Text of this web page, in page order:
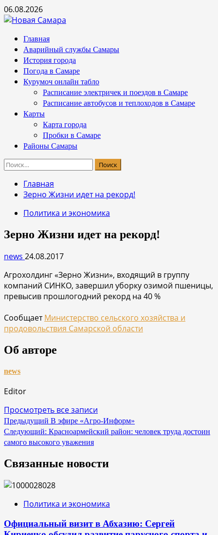
Перейти
к
06.08.2026
Основное
меню
Главная
Аварийный службы Самары
История города
Погода в Самаре
Курумоч онлайн табло
Расписание электричек и поездов в Самаре
Расписание автобусов и теплоходов в Самаре
Карты
Карта города
Пробки в Самаре
Районы Самары
Найти:
Главная
Зерно Жизни идет на рекорд!
Политика и экономика
Зерно Жизни идет на рекорд!
news 24.08.2017
Агрохолдинг «Зерно Жизни», входящий в группу
компаний СИНКО, завершил уборку озимой пшеницы,
превысив прошлогодний рекорд на 40 %
СообщаетМинистерство сельского хозяйства и
продовольствия Самарской области
Об авторе
news
Editor
Просмотреть все записи
Навигация
по
записям
Предыдущий В эфире «Агро-Информ»
Следующий: Красноармейский район: человек труда достоин
самого высокого уважения
Связанные новости
Политика и экономика
Официальный визит в Абхазию: Сергей